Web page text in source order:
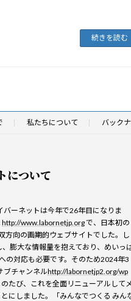
続きを読む
私たちについて バック
について
ーネットは今年で26年目になりま
http://www.labornetjp.orgで、日本初の
方向の画期的ウェブサイトでした。し
膨大な情報量を抱えており、めいっ
の対応も必要です。そのため2024年3
ブチャンネルhttp://labornetjp2.org/wp
たび、これを全面リニューアルして
にしました。「みんなでつくる みん